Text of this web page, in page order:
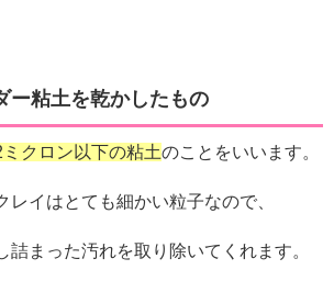
ー粘土を乾かしたもの
ミクロン以下の粘土のことをいいます。
レイはとても細かい粒子なので、
詰まった汚れを取り除いてくれます。